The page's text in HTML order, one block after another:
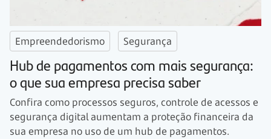
Empreendedorismo Segurança
Hub de pagamentos com mais segurança:
o que sua empresa precisa saber
Confira como processos seguros, controle de acessos e
segurança digital aumentam a proteção financeira da
sua empresa no uso de um hub de pagamentos.